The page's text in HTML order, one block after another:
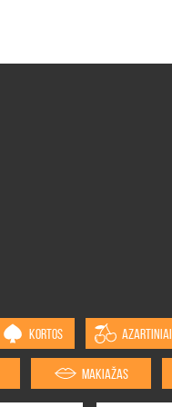
KORTOS AZARTINIAI
MAKIAŽAS